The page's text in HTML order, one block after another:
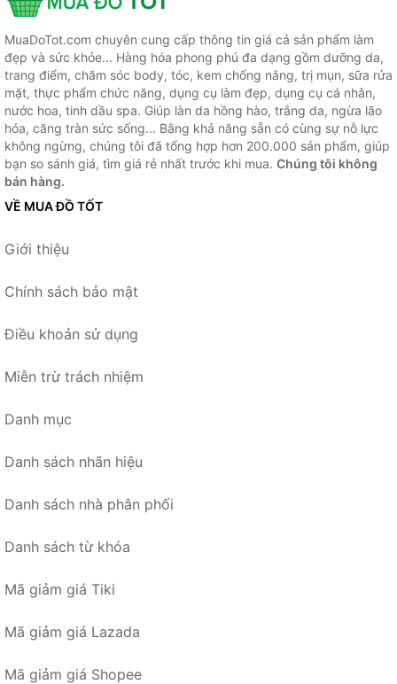
MuaDoTot.com chuyên cung cấp thông tin giá cả sản phẩm làm
đẹp và sức khỏe... Hàng hóa phong phú đa dạng gồm dưỡng da,
trang điểm, chăm sóc body, tóc, kem chống nắng, trị mụn, sữa rửa
mặt, thực phẩm chức năng, dụng cụ làm đẹp, dụng cụ cá nhân,
nước hoa, tinh dầu spa. Giúp làn da hồng hào, trắng da, ngừa lão
hóa, căng tràn sức sống... Bằng khả năng sẵn có cùng sự nỗ lực
không ngừng, chúng tôi đã tổng hợp hơn 200.000 sản phẩm, giúp
bạn so sánh giá, tìm giá rẻ nhất trước khi mua. Chúng tôi không
bán hàng.
VỀ MUA ĐỒ TỐT
Giới thiệu
Chính sách bảo mật
Điều khoản sử dụng
Miễn trừ trách nhiệm
Danh mục
Danh sách nhãn hiệu
Danh sách nhà phân phối
Danh sách từ khóa
Mã giảm giá Tiki
Mã giảm giá Lazada
Mã giảm giá Shopee